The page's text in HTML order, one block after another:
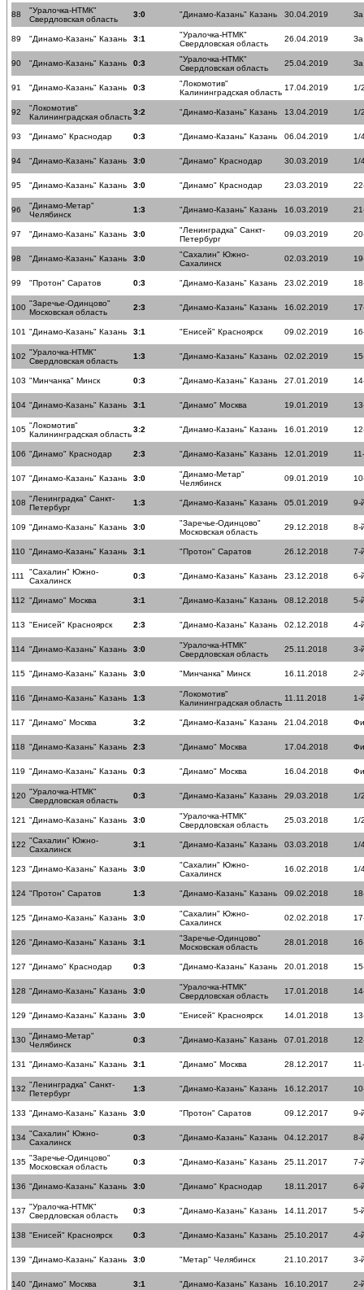
88
"Уралочка-НТМК"
Свердловская область
3:0 "Динамо-Казань" Казань 30.04.2019
89 "Динамо-Казань" Казань 3:1
"Уралочка-НТМК"
Свердловская область
26.04.2019
90 "Динамо-Казань" Казань 0:3
"Уралочка-НТМК"
Свердловская область
25.04.2019
91 "Динамо-Казань" Казань 0:3
"Локомотив"
Калининградская область
17.04.2019 1/
92
"Локомотив"
Калининградская область
3:2 "Динамо-Казань" Казань 13.04.2019 1/
93 "Динамо" Краснодар 0:3 "Динамо-Казань" Казань 06.04.2019 1/
94 "Динамо-Казань" Казань 3:0 "Динамо" Краснодар 30.03.2019 1/
95 "Динамо-Казань" Казань 3:0 "Динамо" Краснодар 23.03.2019
96
"Динамо-Метар"
Челябинск
1:3 "Динамо-Казань" Казань 16.03.2019
97 "Динамо-Казань" Казань 3:0
"Ленинградка" Санкт-
Петербург
09.03.2019
98 "Динамо-Казань" Казань 3:0
"Сахалин" Южно-
Сахалинск
02.03.2019
99 "Протон" Саратов 0:3 "Динамо-Казань" Казань 23.02.2019
100 "Заречье-Одинцово"
Московская область
2:3 "Динамо-Казань" Казань 16.02.2019
101 "Динамо-Казань" Казань 3:1 "Енисей" Красноярск 09.02.2019
102 "Уралочка-НТМК"
Свердловская область
1:3 "Динамо-Казань" Казань 02.02.2019
103 "Минчанка" Минск 0:3 "Динамо-Казань" Казань 27.01.2019
104 "Динамо-Казань" Казань 3:1 "Динамо" Москва 19.01.2019
105 "Локомотив"
Калининградская область
3:2 "Динамо-Казань" Казань 16.01.2019
106 "Динамо" Краснодар 2:3 "Динамо-Казань" Казань 12.01.2019
107 "Динамо-Казань" Казань 3:0
"Динамо-Метар"
Челябинск
09.01.2019
108 "Ленинградка" Санкт-
Петербург
1:3 "Динамо-Казань" Казань 05.01.2019 9-
109 "Динамо-Казань" Казань 3:0
"Заречье-Одинцово"
Московская область
29.12.2018 8-
110 "Динамо-Казань" Казань 3:1 "Протон" Саратов 26.12.2018 7-
111
"Сахалин" Южно-
Сахалинск
0:3 "Динамо-Казань" Казань 23.12.2018 6-
112 "Динамо" Москва 3:1 "Динамо-Казань" Казань 08.12.2018 5-
113 "Енисей" Красноярск 2:3 "Динамо-Казань" Казань 02.12.2018 4-
114 "Динамо-Казань" Казань 3:0
"Уралочка-НТМК"
Свердловская область
25.11.2018 3-
115 "Динамо-Казань" Казань 3:0 "Минчанка" Минск 16.11.2018 2-
116 "Динамо-Казань" Казань 1:3
"Локомотив"
Калининградская область
11.11.2018 1-
117 "Динамо" Москва 3:2 "Динамо-Казань" Казань 21.04.2018
118 "Динамо-Казань" Казань 2:3 "Динамо" Москва 17.04.2018
119 "Динамо-Казань" Казань 0:3 "Динамо" Москва 16.04.2018
120 "Уралочка-НТМК"
Свердловская область
0:3 "Динамо-Казань" Казань 29.03.2018 1/
121 "Динамо-Казань" Казань 3:0
"Уралочка-НТМК"
Свердловская область
25.03.2018 1/
122 "Сахалин" Южно-
Сахалинск
3:1 "Динамо-Казань" Казань 03.03.2018 1/
123 "Динамо-Казань" Казань 3:0
"Сахалин" Южно-
Сахалинск
16.02.2018 1/
124 "Протон" Саратов 1:3 "Динамо-Казань" Казань 09.02.2018
125 "Динамо-Казань" Казань 3:0
"Сахалин" Южно-
Сахалинск
02.02.2018
126 "Динамо-Казань" Казань 3:1
"Заречье-Одинцово"
Московская область
28.01.2018
127 "Динамо" Краснодар 0:3 "Динамо-Казань" Казань 20.01.2018
128 "Динамо-Казань" Казань 3:0
"Уралочка-НТМК"
Свердловская область
17.01.2018
129 "Динамо-Казань" Казань 3:0 "Енисей" Красноярск 14.01.2018
130 "Динамо-Метар"
Челябинск
0:3 "Динамо-Казань" Казань 07.01.2018
131 "Динамо-Казань" Казань 3:1 "Динамо" Москва 28.12.2017
132 "Ленинградка" Санкт-
Петербург
1:3 "Динамо-Казань" Казань 16.12.2017
133 "Динамо-Казань" Казань 3:0 "Протон" Саратов 09.12.2017 9-
134 "Сахалин" Южно-
Сахалинск
0:3 "Динамо-Казань" Казань 04.12.2017 8-
135 "Заречье-Одинцово"
Московская область
0:3 "Динамо-Казань" Казань 25.11.2017 7-
136 "Динамо-Казань" Казань 3:0 "Динамо" Краснодар 18.11.2017 6-
137 "Уралочка-НТМК"
Свердловская область
0:3 "Динамо-Казань" Казань 14.11.2017 5-
138 "Енисей" Красноярск 0:3 "Динамо-Казань" Казань 25.10.2017 4-
139 "Динамо-Казань" Казань 3:0 "Метар" Челябинск 21.10.2017 3-
140 "Динамо" Москва 3:1 "Динамо-Казань" Казань 16.10.2017 2-